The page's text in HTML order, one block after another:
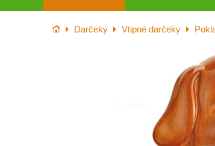
Úvod Darčeky Vtipné darčeky